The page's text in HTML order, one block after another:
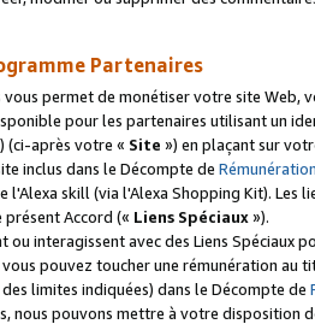
Partenaires
permet de monétiser votre site Web,
pour les partenaires utilisant un
(ci-après votre « Site ») en plaçant sur
inclus dans le Décompte de
l'Alexa skill (via l'Alexa Shopping Kit).
Accord (« Liens Spéciaux»).
ou interagissent avec des Liens Spéciaux
pouvez toucher une rémunération
limites indiquées) dans le Décompte de
nous pouvons mettre à votre disposition